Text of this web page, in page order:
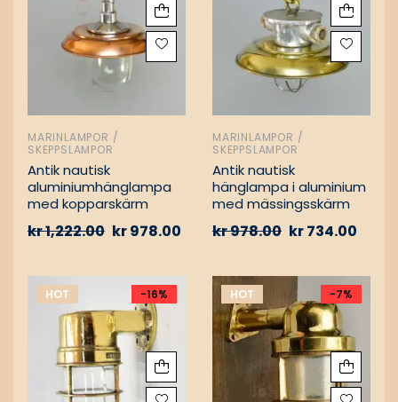
MARINLAMPOR /
SKEPPSLAMPOR
Antik nautisk
aluminiumhänglampa
med kopparskärm
kr1,222.00 kr978.00
MARINLAMPOR /
SKEPPSLAMPOR
Antik nautisk
hänglampa i aluminium
med mässingsskärm
kr978.00 kr734.00
HOT -16% HOT -7%